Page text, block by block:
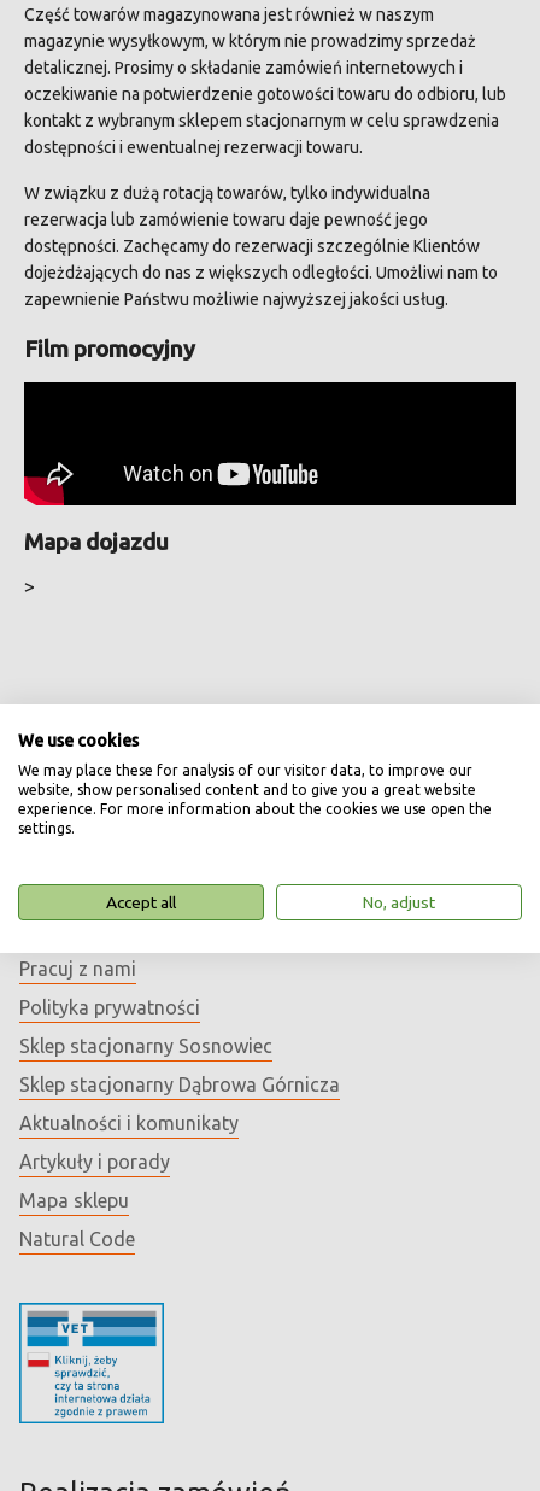
Część towarów magazynowana jest również w naszym
magazynie wysyłkowym, w którym nie prowadzimy sprzedaż
detalicznej. Prosimy o składanie zamówień internetowych i
oczekiwanie na potwierdzenie gotowości towaru do odbioru, lub
kontakt z wybranym sklepem stacjonarnym w celu sprawdzenia
dostępności i ewentualnej rezerwacji towaru.
W związku z dużą rotacją towarów, tylko indywidualna
rezerwacja lub zamówienie towaru daje pewność jego
dostępności. Zachęcamy do rezerwacji szczególnie Klientów
dojeżdżających do nas z większych odległości. Umożliwi nam to
zapewnienie Państwu możliwie najwyższej jakości usług.
Film promocyjny
Mapa dojazdu
>
Informacje
Dane firmy oraz kontakt
Pracuj z nami
Polityka prywatności
Sklep stacjonarny Sosnowiec
Sklep stacjonarny Dąbrowa Górnicza
Aktualności i komunikaty
Artykuły i porady
Mapa sklepu
Natural Code
We use cookies
We may place these for analysis of our visitor data, to improve our
website, show personalised content and to give you a great website
experience. For more information about the cookies we use open the
settings.
Accept all No, adjust